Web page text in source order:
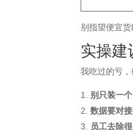
别指望便宜
实操建
我吃过的亏，
别只装一
数据要对接
员工去除